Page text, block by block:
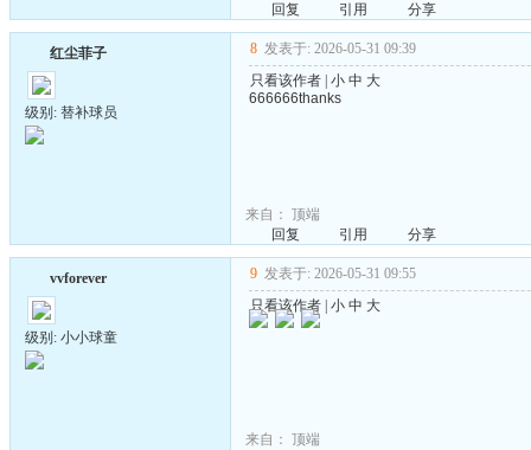
回复
引用 分享
红尘菲子
级别: 替补球员
8 发表于: 2026-05-31 09:39
只看该作者 小 中 大
666666thanks
来自： 顶端
回复
引用 分享
vvforever
级别: 小小球童
9 发表于: 2026-05-31 09:55
只看该作者 小 中 大
来自： 顶端